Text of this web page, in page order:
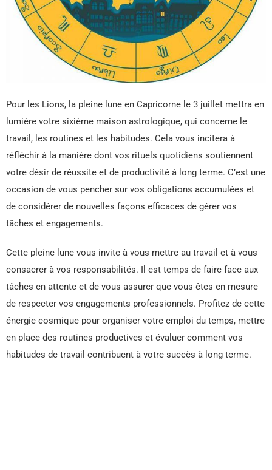
Pour les Lions, la pleine lune en Capricorne le 3 juillet mettra en
lumière votre sixième maison astrologique, qui concerne le
travail, les routines et les habitudes. Cela vous incitera à
réfléchir à la manière dont vos rituels quotidiens soutiennent
votre désir de réussite et de productivité à long terme. C’est une
occasion de vous pencher sur vos obligations accumulées et
de considérer de nouvelles façons efficaces de gérer vos
tâches et engagements.
Cette pleine lune vous invite à vous mettre au travail et à vous
consacrer à vos responsabilités. Il est temps de faire face aux
tâches en attente et de vous assurer que vous êtes en mesure
de respecter vos engagements professionnels. Profitez de cette
énergie cosmique pour organiser votre emploi du temps, mettre
en place des routines productives et évaluer comment vos
habitudes de travail contribuent à votre succès à long terme.